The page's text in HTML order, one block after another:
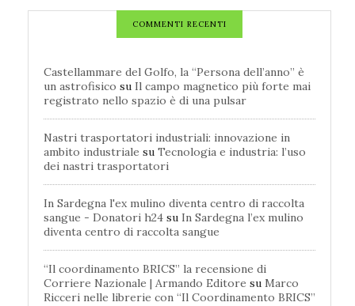
COMMENTI RECENTI
Castellammare del Golfo, la “Persona dell’anno” è
un astrofisico su Il campo magnetico più forte mai
registrato nello spazio è di una pulsar
Nastri trasportatori industriali: innovazione in
ambito industriale su Tecnologia e industria: l’uso
dei nastri trasportatori
In Sardegna l'ex mulino diventa centro di raccolta
sangue - Donatori h24 su In Sardegna l’ex mulino
diventa centro di raccolta sangue
“Il coordinamento BRICS” la recensione di
Corriere Nazionale | Armando Editore su Marco
Ricceri nelle librerie con “Il Coordinamento BRICS”